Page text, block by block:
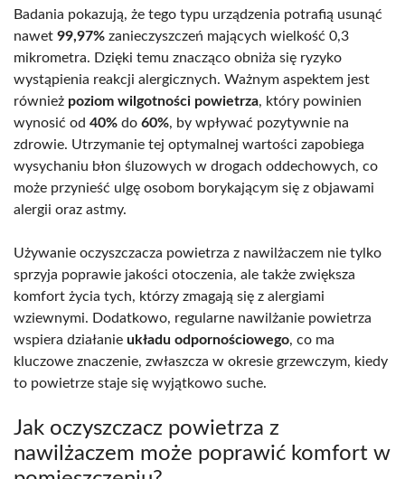
Badania pokazują, że tego typu urządzenia potrafią usunąć
nawet 99,97% zanieczyszczeń mających wielkość 0,3
mikrometra. Dzięki temu znacząco obniża się ryzyko
wystąpienia reakcji alergicznych. Ważnym aspektem jest
również poziom wilgotności powietrza, który powinien
wynosić od 40% do 60%, by wpływać pozytywnie na
zdrowie. Utrzymanie tej optymalnej wartości zapobiega
wysychaniu błon śluzowych w drogach oddechowych, co
może przynieść ulgę osobom borykającym się z objawami
alergii oraz astmy.
Używanie oczyszczacza powietrza z nawilżaczem nie tylko
sprzyja poprawie jakości otoczenia, ale także zwiększa
komfort życia tych, którzy zmagają się z alergiami
wziewnymi. Dodatkowo, regularne nawilżanie powietrza
wspiera działanie układu odpornościowego, co ma
kluczowe znaczenie, zwłaszcza w okresie grzewczym, kiedy
to powietrze staje się wyjątkowo suche.
Jak oczyszczacz powietrza z
nawilżaczem może poprawić komfort w